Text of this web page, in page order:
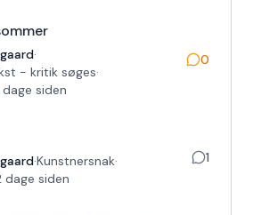
·
- kritik søges·
dage siden
0
·Kunstnersnak·
dage siden
1